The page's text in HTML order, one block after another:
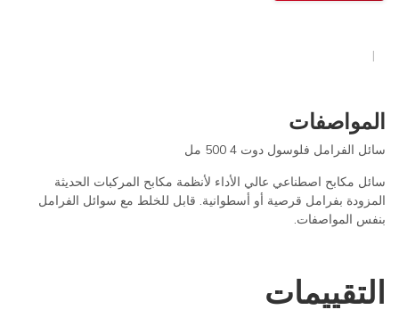
المواصفات
سائل الفرامل فلوسول دوت 4 500 مل
سائل مكابح اصطناعي عالي الأداء لأنظمة مكابح المركبات الحديثة
المزودة بفرامل قرصية أو أسطوانية. قابل للخلط مع سوائل الفرامل
بنفس المواصفات.
التقييمات